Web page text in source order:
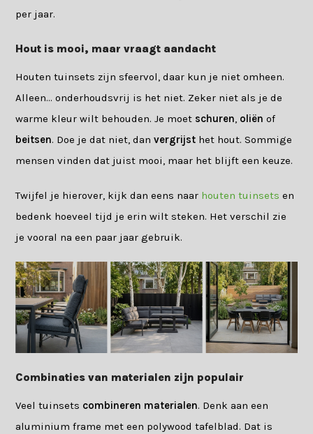
per jaar.
Hout is mooi, maar vraagt aandacht
Houten tuinsets zijn sfeervol, daar kun je niet omheen.
Alleen… onderhoudsvrij is het niet. Zeker niet als je de
warme kleur wilt behouden. Je moet schuren, oliën of
beitsen. Doe je dat niet, danvergrijst het hout. Sommige
mensen vinden dat juist mooi, maar het blijft een keuze.
Twijfel je hierover, kijk dan eens naar houten tuinsets en
bedenk hoeveel tijd je erin wilt steken. Het verschil zie
je vooral na een paar jaar gebruik.
Combinaties van materialen zijn populair
Veel tuinsets combineren materialen. Denk aan een
aluminium frame met een polywood tafelblad. Dat is